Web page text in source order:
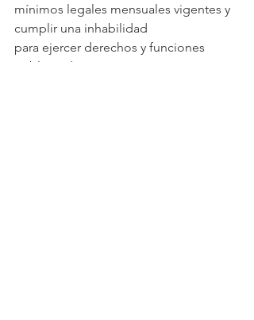
mínimos legales mensuales vigentes y
cumplir una inhabilidad
para ejercer derechos y funciones
públicas durante 104 meses.